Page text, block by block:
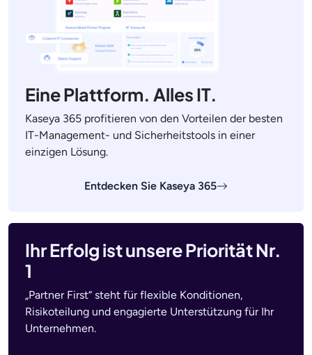
Eine Plattform. Alles IT.
Kaseya 365 profitieren von den Vorteilen der besten
IT-Management- und Sicherheitstools in einer
einzigen Lösung.
Entdecken Sie Kaseya 365
Ihr Erfolg ist unsere Priorität Nr.
1
„Partner First“ steht für flexible Konditionen,
Risikoteilung und engagierte Unterstützung für Ihr
Unternehmen.